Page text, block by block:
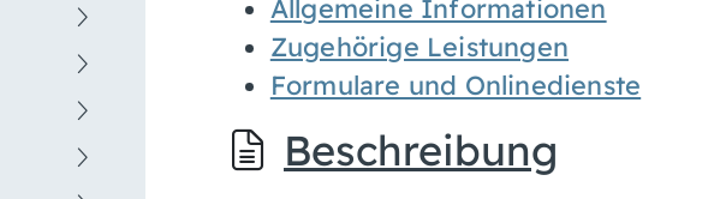
Allgemeine Informationen
Zugehörige Leistungen
Formulare und Onlinedienste
Beschreibung